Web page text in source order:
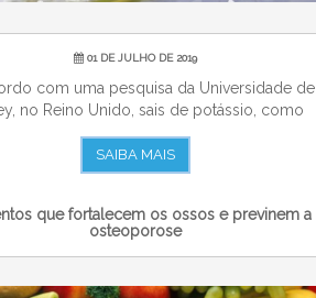
01 DE JULHO DE 2019
com uma pesquisa da Universidade de
no Reino Unido, sais de potássio, como
SAIBA MAIS
que fortalecem os ossos e previnem a
osteoporose